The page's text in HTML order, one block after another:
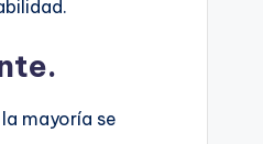
mayoría se